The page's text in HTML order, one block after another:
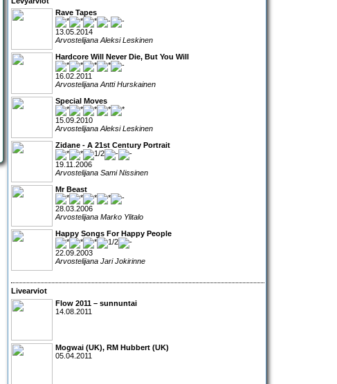
Rave Tapes
13.05.2014
Arvostelijana Aleksi Leskinen
Hardcore Will Never Die, But You Will
16.02.2011
Arvostelijana Antti Hurskainen
Special Moves
15.09.2010
Arvostelijana Aleksi Leskinen
Zidane - A 21st Century Portrait
19.11.2006
Arvostelijana Sami Nissinen
Mr Beast
28.03.2006
Arvostelijana Marko Ylitalo
Happy Songs For Happy People
22.09.2003
Arvostelijana Jari Jokirinne
Livearviot
Flow 2011 – sunnuntai
14.08.2011
Mogwai (UK), RM Hubbert (UK)
05.04.2011